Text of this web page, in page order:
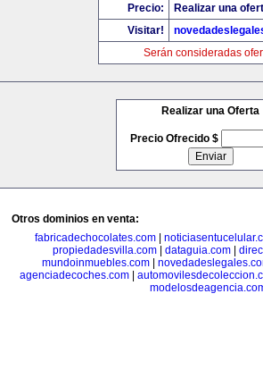
Precio:
Realizar una
Visitar!
Serán consideradas
Realizar una Oferta
Precio Ofrecido $
Otros dominios en venta:
fabricadechocolates.com|
propiedadesvilla.com| dataguia.com|
mundoinmuebles.com
agenciadecoches.com